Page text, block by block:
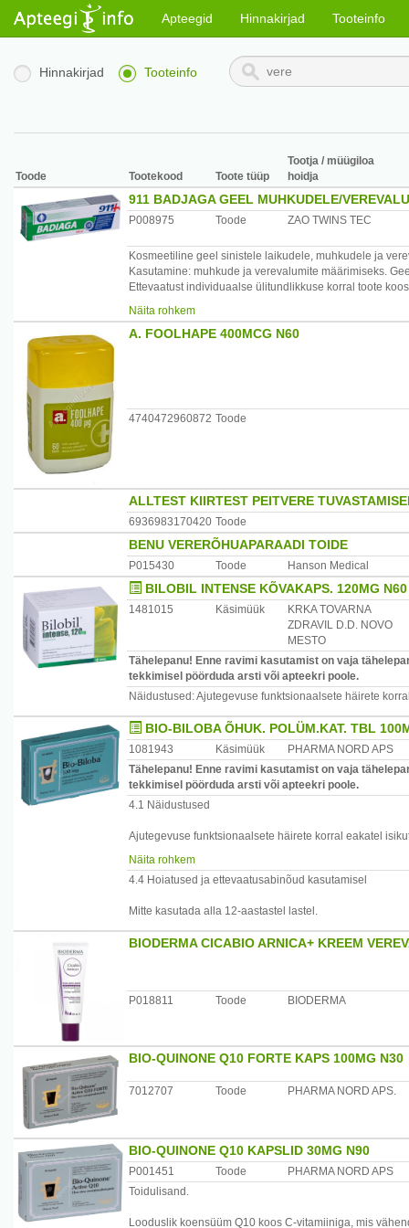
Apteegid Hinnakirjad Tooteinfo
Hinnakirjad Tooteinfo
Toode Tootekood Toote tüüp
Tootja / müügiloa
hoidja
911 BADJAGA GEEL MUHKUDELE/
P008975 Toode ZAO TWINS TEC
Kosmeetiline geel sinistele laikudele, muhkudele ja
Kasutamine: muhkude ja verevalumite määrimiseks.
Ettevaatust individuaalse ülitundlikkuse korral toote
trietanoolamiin, kadaka-, piparmündi-, teepuu- ja
Päritolumaa: Venemaa
Näita rohkem
A. FOOLHAPE 400MCG N60
4740472960872 Toode
ALLTEST KIIRTEST PEITVERE
6936983170420 Toode
BENU VERERÕHUAPARAADI TOIDE
P015430 Toode Hanson Medical
BILOBIL INTENSE KÕVAKAPS. 120MG N60
1481015 Käsimüük
KRKA TOVARNA
ZDRAVIL D.D. NOVO
MESTO
Tähelepanu! Enne ravimi kasutamist on vaja
tekkimisel pöörduda arsti või apteekri poole.
Näidustused: Ajutegevuse funktsionaalsete häirete
BIO-BILOBA ÕHUK. POLÜM.KAT. TBL
1081943 Käsimüük
PHARMA NORD APS
Tähelepanu! Enne ravimi kasutamist on vaja
tekkimisel pöörduda arsti või apteekri poole.
4.1 Näidustused
Ajutegevuse funktsionaalsete häirete korral eakatel
Näita rohkem
4.4 Hoiatused ja ettevaatusabinõud kasutamisel
Mitte kasutada alla 12-aastastel lastel.
BIODERMA CICABIO ARNICA+ KREEM
P018811 Toode BIODERMA
BIO-QUINONE Q10 FORTE KAPS 100MG N30
7012707 Toode PHARMA NORD APS.
BIO-QUINONE Q10 KAPSLID 30MG N90
P001451 Toode
PHARMA NORD APS
Toidulisand.
Looduslik koensüüm Q10 koos C-vitamiiniga, mis